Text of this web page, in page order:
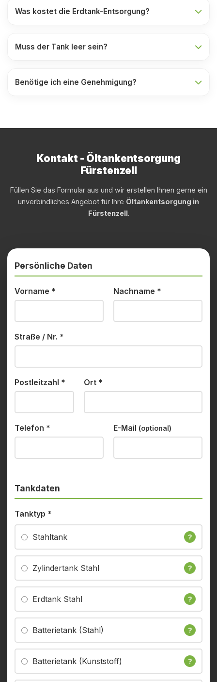
Was kostet die Erdtank-Entsorgung?
Muss der Tank leer sein?
Benötige ich eine Genehmigung?
Kontakt - Öltankentsorgung
Fürstenzell
Füllen Sie das Formular aus und wir erstellen Ihnen gerne ein
unverbindliches Angebot für Ihre Öltankentsorgung in
Fürstenzell.
Persönliche Daten
Vorname * Nachname *
Straße / Nr. *
Postleitzahl * Ort *
Telefon * E-Mail (optional)
Tankdaten
Tanktyp *
Stahltank ?
Zylindertank Stahl ?
Erdtank Stahl ?
Batterietank (Stahl) ?
Batterietank (Kunststoff) ?